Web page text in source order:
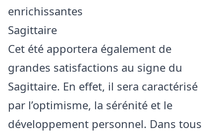
enrichissantes
Sagittaire
Cet été apportera également de
grandes satisfactions au signe du
Sagittaire. En effet, il sera caractérisé
par l’optimisme, la sérénité et le
développement personnel. Dans tous